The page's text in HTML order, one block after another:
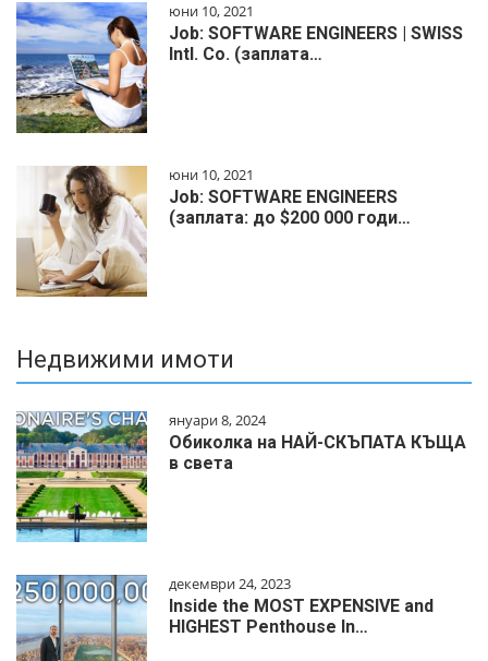
юни 10, 2021
Job: SOFTWARE ENGINEERS | SWISS
Intl. Co. (заплата…
юни 10, 2021
Job: SOFTWARE ENGINEERS
(заплата: до $200 000 годи…
Недвижими имоти
януари 8, 2024
Обиколка на НАЙ-СКЪПАТА КЪЩА
в света
декември 24, 2023
Inside the MOST EXPENSIVE and
HIGHEST Penthouse In…